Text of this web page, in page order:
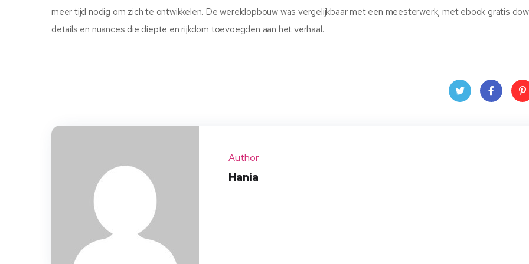
meer tijd nodig om zich te ontwikkelen. De wereldopbouw was vergelijkbaar met een meesterwerk, met ebook gratis
details en nuances die diepte en rijkdom toevoegden aan het verhaal.
Author
Hania